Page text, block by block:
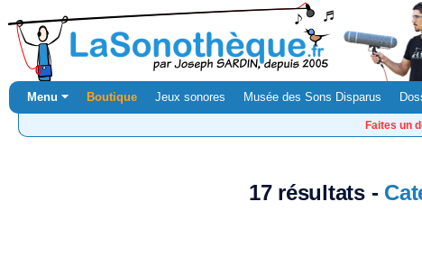
Menu ⏷ Boutique Jeux sonores Musée des Sons Disparus
Faites un
17 résultats -